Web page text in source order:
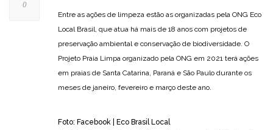
Entre as ações de limpeza estão as organizadas pela ONG Eco
Local Brasil, que atua há mais de 18 anos com projetos de
preservação ambiental e conservação de biodiversidade. O
Projeto Praia Limpa organizado pela ONG em 2021 terá ações
em praias de Santa Catarina, Paraná e São Paulo durante os
meses de janeiro, fevereiro e março deste ano.
Foto: Facebook | Eco Brasil Local
0